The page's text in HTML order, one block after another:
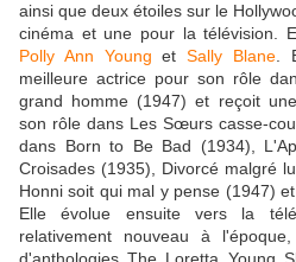
ainsi que deux étoiles sur le
cinéma et une pour la télévision.
Polly Ann Young etSally Blane .
meilleure actrice pour son rôle
grand homme (1947) et reçoit
son rôle dans Les Sœurs casse-
dans Born to Be Bad (1934),
Croisades (1935), Divorcé malgré
Honni soit qui mal y pense (1947)
Elle évolue ensuite vers la
relativement nouveau à